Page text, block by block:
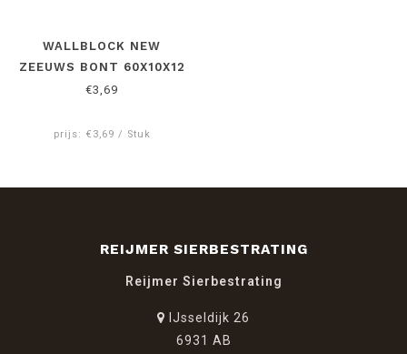
WALLBLOCK NEW
ZEEUWS BONT 60X10X12
CM
€3,69
prijs: €3,69 / Stuk
REIJMER SIERBESTRATING
Reijmer Sierbestrating
IJsseldijk 26
6931 AB